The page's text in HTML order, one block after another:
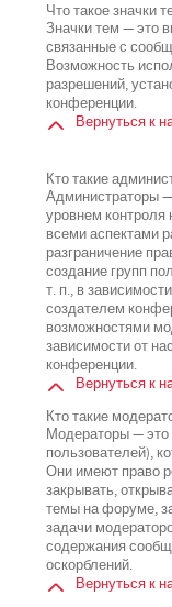
Что такое значки
Значки тем — это
связанные с
Возможность
разрешений,
конференции.
Вернуться к
Кто такие
Администраторы
уровнем контроля
всеми аспектами
разграничение
создание групп
т. п., в
создателем
возможностями
зависимости от
конференции.
Вернуться к
Кто такие
Модераторы — это
пользователей),
Они имеют право
закрывать,
темы на форуме,
задачи
содержания
оскорблений.
Вернуться к